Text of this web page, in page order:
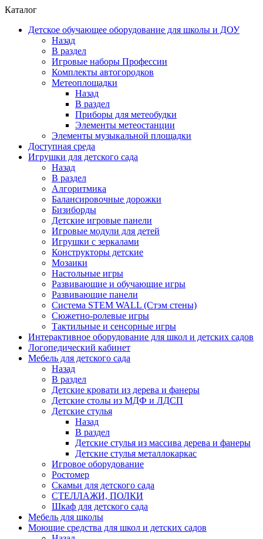
Каталог
Детское обучающее оборудование для школы и ДОУ
Назад
В раздел
Игровые наборы Профессии
Комплекты автогородков
Метеоплощадки
Назад
В раздел
Приборы для метеобудки
Элементы метеостанции
Элементы музыкальной площадки
Доступная среда
Игрушки для детского сада
Назад
В раздел
Алгоритмика
Балансировочные дорожки
Бизиборды
Детские игровые панели
Игровые модули для детей
Игрушки с зеркалами
Конструкторы детские
Мозаики
Настольные игры
Развивающие и обучающие игры
Развивающие панели
Система STEM WALL (Cтэм стены)
Сюжетно-ролевые игры
Тактильные и сенсорные игры
Интерактивное оборудование для школ и детских садов
Логопедический кабинет
Мебель для детского сада
Назад
В раздел
Детские кровати из дерева и фанеры
Детские столы из МДФ и ЛДСП
Детские стулья
Назад
В раздел
Детские стулья из массива дерева и фанеры
Детские стулья металлокаркас
Игровое оборудование
Ростомер
Скамьи для детского сада
СТЕЛЛАЖИ, ПОЛКИ
Шкаф для детского сада
Мебель для школы
Моющие средства для школ и детских садов